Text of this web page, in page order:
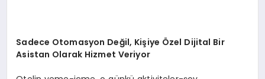
Sadece Otomasyon Değil, Kişiye Özel Dijital Bir
Asistan Olarak Hizmet Veriyor